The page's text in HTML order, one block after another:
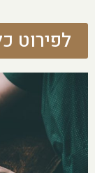
לפירוט